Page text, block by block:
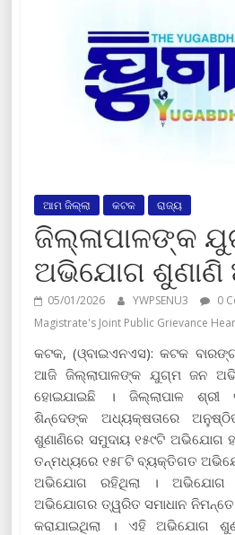
ଆମ ଜିଲ୍ଲା କଟକ ରାଜ୍ୟ
ଜିଲ୍ଳାପାଳଙ୍କ
ଅଭିଯୋଗ ଶୁଣାଣି
05/01/2026 YWPSENU3 0
Magistrate's Joint Public Grievance
କଟକ, (ଓ୍ବାଇଏନଏସ): କଟକ
ଆଜି ଜିଲ୍ଲାପାଳଙ୍କ ଯୁଗ୍ମ ଜନ
ହୋଇଯାଇଛି । ଜିଲ୍ଲାପାଳ ଶ୍ରୀ
ଶିନ୍ଦେଙ୍କ ଅଧ୍ୟକ୍ଷତାରେ
ଶୁଣାଣିରେ ସମୁଦାୟ ୧୫୯ଟି ଅଭିଯୋଗ
ତନ୍ମଧ୍ୟରେ ୧୫୮ଟି ବ୍ୟକ୍ତିଗତ
ଅଭିଯୋଗ ରହିଥିଲା । ଅଭିଯୋଗ
ଅଭିଯୋଗର ତ୍ୱରିତ ସମାଧାନ
କରାଯାଇଥିଲା । ଏହି ଅଭିଯୋଗ